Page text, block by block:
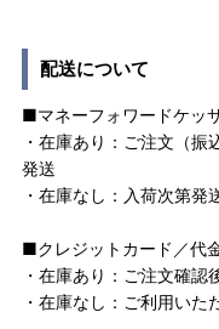
配送について
■マネーフォワードケッ
・在庫あり：ご注文（
発送
・在庫なし：入荷次第発
■クレジットカード／代
・在庫あり：ご注文確
・在庫なし：ご利用いた